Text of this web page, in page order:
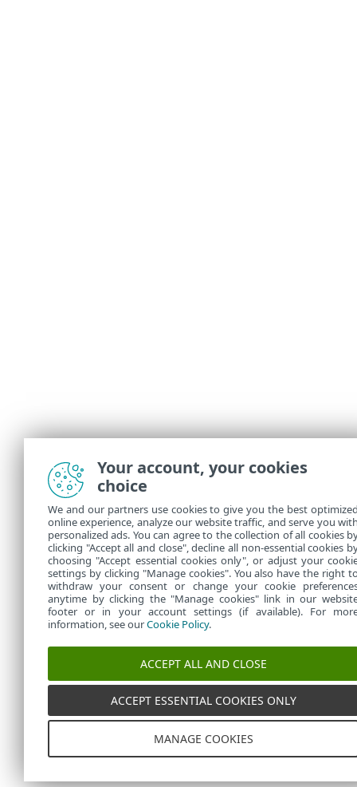
Your account, your cookies
choice
We and our partners use cookies to give you the best
online experience, analyze our website traffic, and serve you
personalized ads. You can agree to the collection of all cookies
clicking "Accept all and close", decline all non-essential cookies
choosing "Accept essential cookies only", or adjust your
settings by clicking "Manage cookies". You also have the right
withdraw your consent or change your cookie
anytime by clicking the "Manage cookies" link in our
footer or in your account settings (if available). For
information, see ourCookie Policy.
ACCEPT ALL AND CLOSE
ACCEPT ESSENTIAL COOKIES ONLY
MANAGE COOKIES